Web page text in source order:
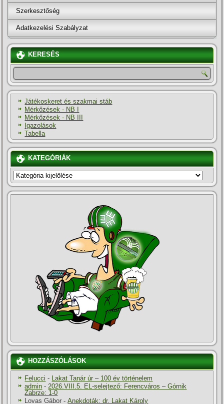
Szerkesztőség
Adatkezelési Szabályzat
KERESÉS
Játékoskeret és szakmai stáb
Mérkőzések - NB I
Mérkőzések - NB III
Igazolások
Tabella
KATEGÓRIÁK
KATEGÓRIÁK
HOZZÁSZÓLÁSOK
Felucci -
Lakat Tanár úr – 100 év történelem
admin - 2026.VIII.5. EL-selejtező: Ferencváros – Górnik
Zabrze: 1-0
Lovas Gábor -Anekdoták: dr. Lakat Károly